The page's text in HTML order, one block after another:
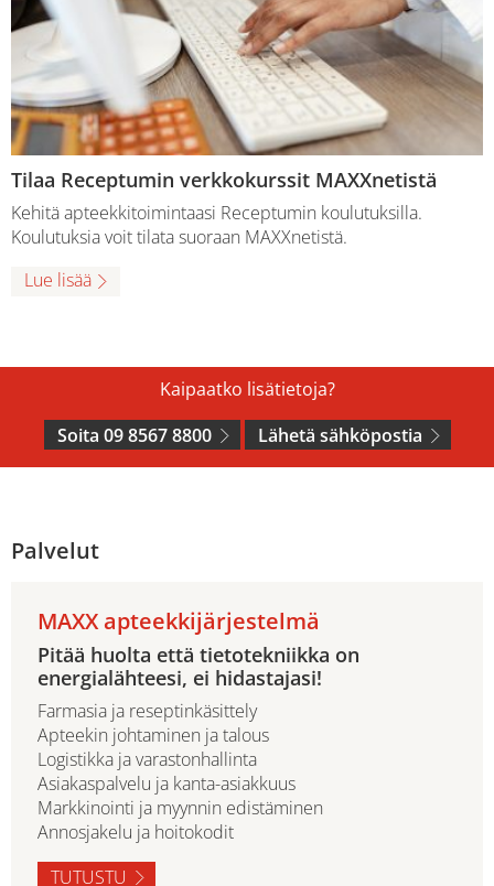
Tilaa Receptumin verkkokurssit MAXXnetistä
Kehitä apteekkitoimintaasi Receptumin koulutuksilla.
Koulutuksia voit tilata suoraan MAXXnetistä.
Lue lisää
Kaipaatko lisätietoja?
Soita 09 8567 8800
Lähetä sähköpostia
Palvelut
MAXX apteekkijärjestelmä
Pitää huolta että tietotekniikka on
energialähteesi, ei hidastajasi!
Farmasia ja reseptinkäsittely
Apteekin johtaminen ja talous
Logistikka ja varastonhallinta
Asiakaspalvelu ja kanta-asiakkuus
Markkinointi ja myynnin edistäminen
Annosjakelu ja hoitokodit
TUTUSTU